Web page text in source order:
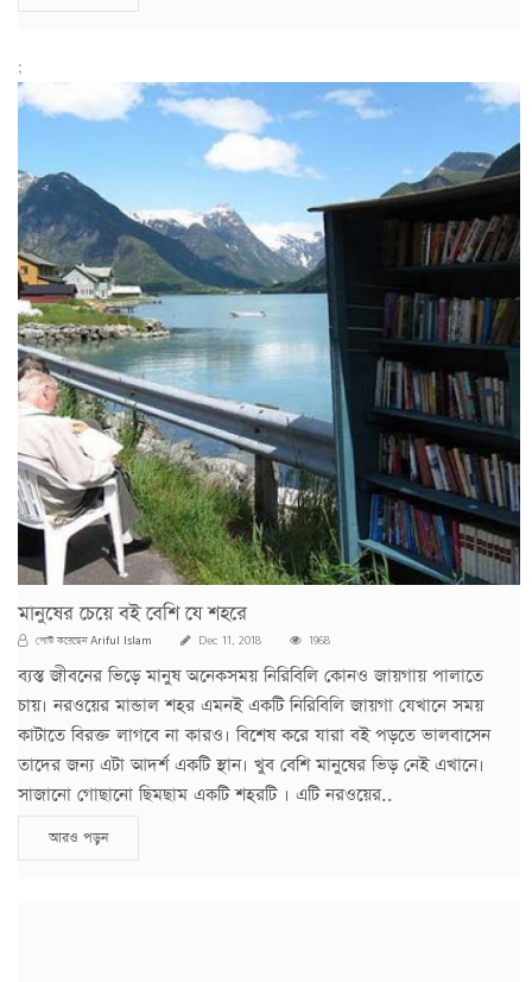
;
মানুষের চেয়ে বই বেশি যে শহরে
পোস্ট করেছেনAriful Islam Dec 11, 2018 1968
ব্যস্ত জীবনের ভিড়ে মানুষ অনেকসময় নিরিবিলি কোনও জায়গায় পালাতে
চায়। নরওয়ের মান্ডাল শহর এমনই একটি নিরিবিলি জায়গা যেখানে সময়
কাটাতে বিরক্ত লাগবে না কারও। বিশেষ করে যারা বই পড়তে ভালবাসেন
তাদের জন্য এটা আদর্শ একটি স্থান। খুব বেশি মানুষের ভিড় নেই এখানে।
সাজানো গোছানো ছিমছাম একটি শহরটি । এটি নরওয়ের..
আরও পড়ুন